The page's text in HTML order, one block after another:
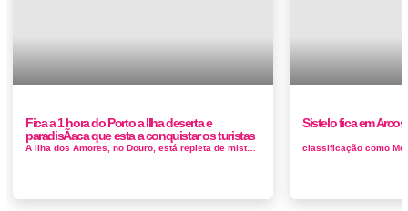
Fica a 1 hora do Porto a Ilha deserta e
paradisÃ­aca que esta a conquistar os turistas
A Ilha dos Amores, no Douro, está repleta de mistérios, histórias e lendas para contar. Mas é também famosa pela su...
Sistelo fica em